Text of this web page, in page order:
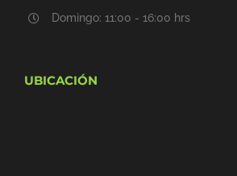
Domingo: 11:00 - 16:00 hrs
UBICACIÓN